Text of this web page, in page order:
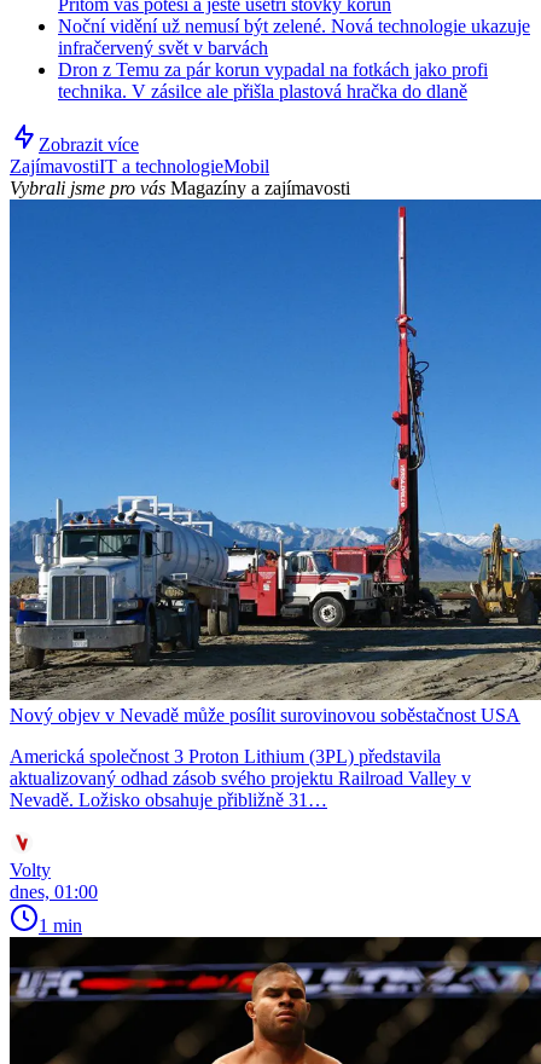
Noční vidění už nemusí být zelené. Nová technologie ukazuje
infračervený svět v barvách
Dron z Temu za pár korun vypadal na fotkách jako profi
technika. V zásilce ale přišla plastová hračka do dlaně
Zobrazit více
ZajímavostiIT a technologieMobil
Vybrali jsme pro vás Magazíny a zajímavosti
Nový objev v Nevadě může posílit surovinovou soběstačnost USA
Americká společnost 3 Proton Lithium (3PL) představila
aktualizovaný odhad zásob svého projektu Railroad Valley v
Nevadě. Ložisko obsahuje přibližně 31…
Volty
dnes, 01:00
1 min